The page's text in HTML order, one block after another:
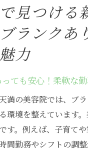
見つける
ランクあ
力
ても安心！柔軟な
満の美容院では、ブ
環境を整えています
す。例えば、子育て
間勤務やシフトの調